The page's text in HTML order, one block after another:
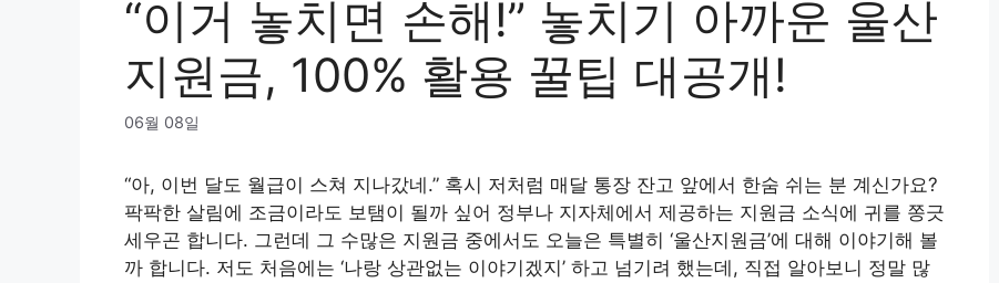
“이거 놓치면 손해!” 놓치기 아까운 울산
지원금, 100% 활용 꿀팁 대공개!
06월 08일
“아, 이번 달도 월급이 스쳐 지나갔네.” 혹시 저처럼 매달 통장 잔고 앞에서 한숨 쉬는 분 계신가요?
팍팍한 살림에 조금이라도 보탬이 될까 싶어 정부나 지자체에서 제공하는 지원금 소식에 귀를 쫑긋
세우곤 합니다. 그런데 그 수많은 지원금 중에서도 오늘은 특별히 ‘울산지원금’에 대해 이야기해 볼
까 합니다. 저도 처음에는 ‘나랑 상관없는 이야기겠지’ 하고 넘기려 했는데, 직접 알아보니 정말 많